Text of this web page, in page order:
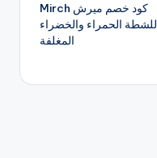
كود خصم ميرش Mirch
للشطة الحمراء والخضراء
المغلفة